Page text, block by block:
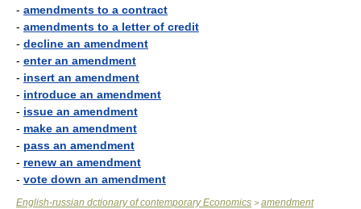
- amendments to a contract
- amendments to a letter of credit
- decline an amendment
- enter an amendment
- insert an amendment
- introduce an amendment
- issue an amendment
- make an amendment
- pass an amendment
- renew an amendment
- vote down an amendment
English-russian dctionary of contemporary Economics > amendment